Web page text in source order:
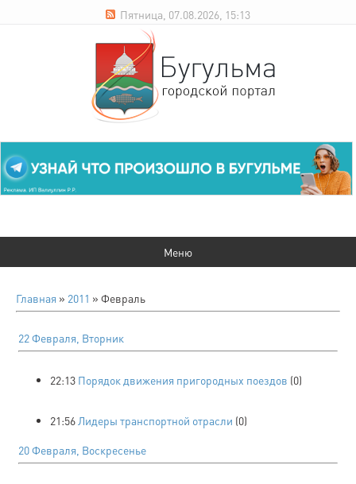
Пятница, 07.08.2026, 15:13
Главная » 2011 » Февраль
22 Февраля, Вторник
22:13 Порядок движения пригородных поездов (0)
21:56 Лидеры транспортной отрасли (0)
20 Февраля, Воскресенье